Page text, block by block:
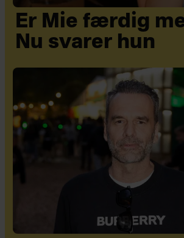
Er Mie færdig
Nu svarer hun